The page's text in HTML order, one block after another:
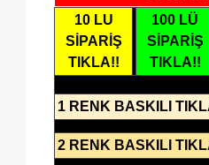
10 LU
SİPARİŞ
TIKLA!!
100 LÜ
SİPARİŞ
TIKLA!!
1 RENK BASKILI
2 RENK BASKILI